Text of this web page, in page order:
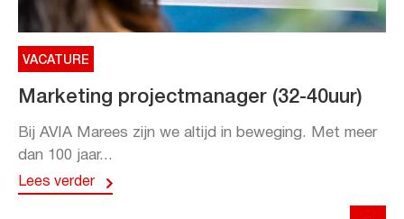
VACATURE
Marketing projectmanager (32-40uur)
Bij AVIA Marees zijn we altijd in beweging. Met meer
dan 100 jaar...
Lees verder